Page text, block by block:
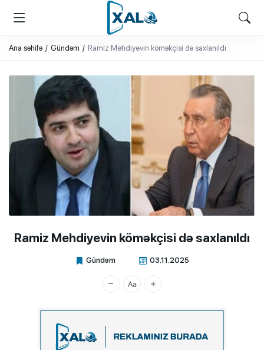
XALQ.ONLINE
ONLAYN PLATFORMA
Ana səhifə Gündəm Ramiz Mehdiyevin köməkçisi də saxlanıldı
Ramiz Mehdiyevin köməkçisi də saxlanıldı
Gündəm 03.11.2025
Xalq.Online